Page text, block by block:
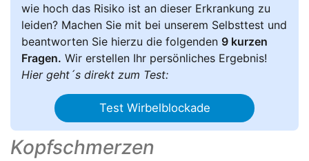
wie hoch das Risiko ist an dieser Erkrankung zu
leiden? Machen Sie mit bei unserem Selbsttest und
beantworten Sie hierzu die folgenden 9 kurzen
Fragen. Wir erstellen Ihr persönliches Ergebnis!
Hier geht´s direkt zum Test:
Test Wirbelblockade
Kopfschmerzen